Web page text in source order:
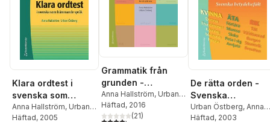
Klara ordtest i
svenska som
främmande språk
Anna Hallström, Urban
Östberg
Häftad, 2005
Grammatik från
grunden -
Grammatik med
regler och
övningar för sfi
Anna Hallström, Urban
Östberg
Häftad, 2016
(21)
De rätta orden -
Svenska
betydelsefält
Urban Östberg, Anna
Hallström
Häftad, 2003